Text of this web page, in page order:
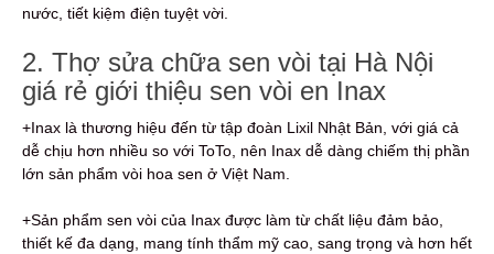
nước, tiết kiệm điện tuyệt vời.
2. Thợ sửa chữa sen vòi tại Hà Nội
giá rẻ giới thiệu sen vòi en Inax
+Inax là thương hiệu đến từ tập đoàn Lixil Nhật Bản, với giá cả
dễ chịu hơn nhiều so với ToTo, nên Inax dễ dàng chiếm thị phần
lớn sản phẩm vòi hoa sen ở Việt Nam.
+Sản phẩm sen vòi của Inax được làm từ chất liệu đảm bảo,
thiết kế đa dạng, mang tính thẩm mỹ cao, sang trọng và hơn hết